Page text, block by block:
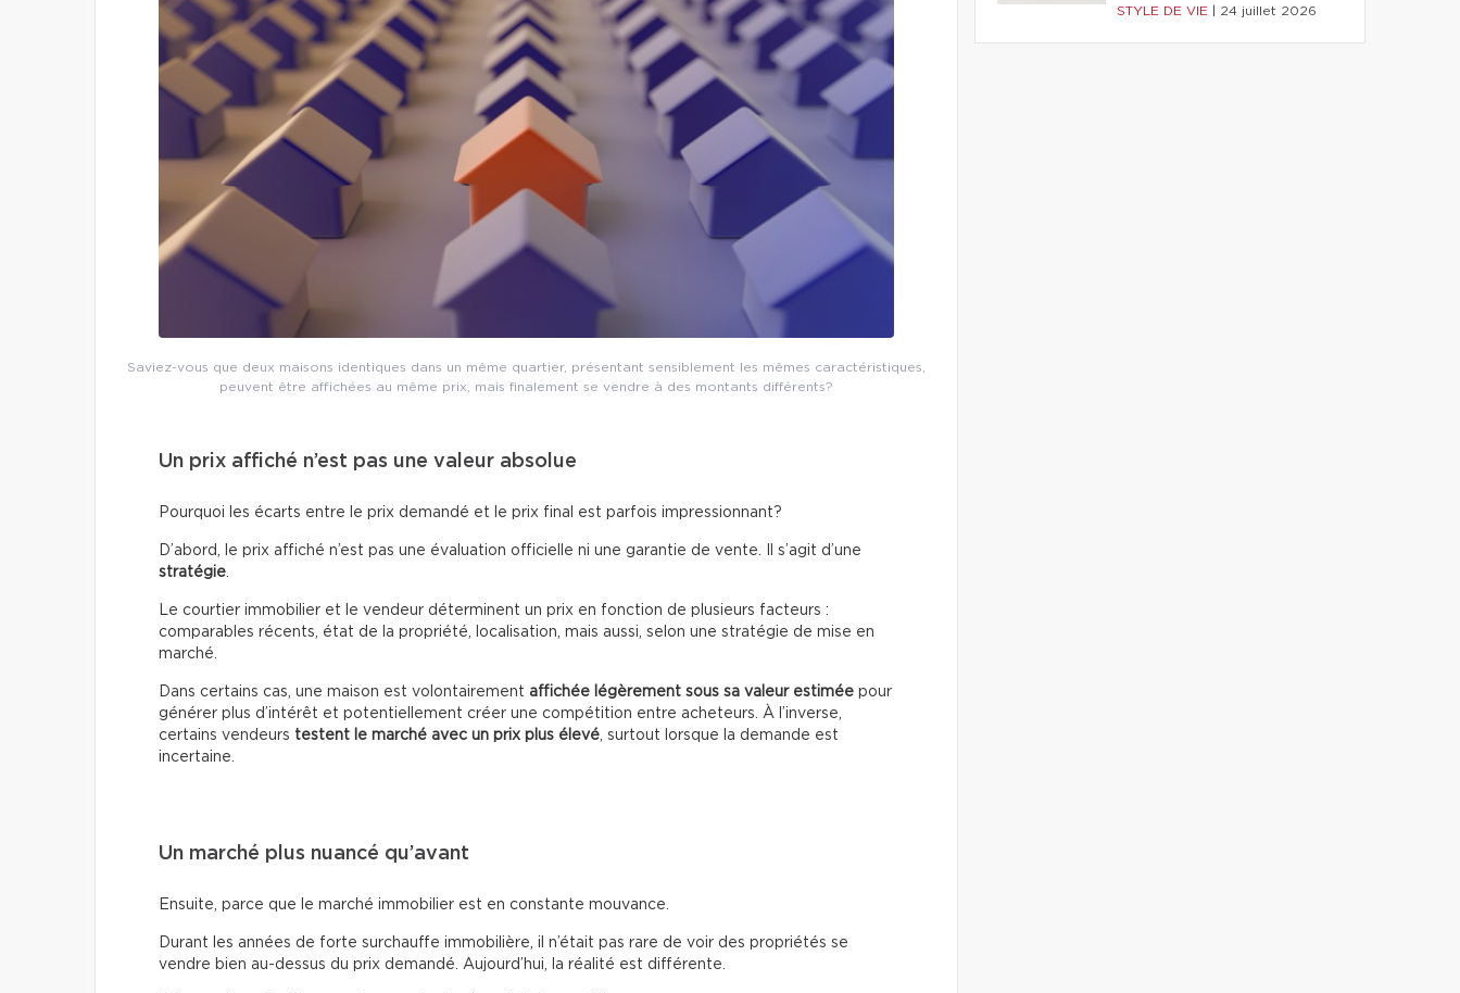
Saviez-vous que deux maisons identiques dans un même quartier, présentant sensiblement les mêmes caractéristiques,
peuvent être affichées au même prix, mais finalement se vendre à des montants différents?
Un prix affiché n’est pas une valeur absolue
Pourquoi les écarts entre le prix demandé et le prix final est parfois impressionnant?
D’abord, le prix affiché n’est pas une évaluation officielle ni une garantie de vente. Il s’agit d’une
stratégie
Le courtier immobilier et le vendeur déterminent un prix en fonction de plusieurs facteurs :
comparables récents, état de la propriété, localisation, mais aussi, selon une stratégie de mise en
marché.
Dans certains cas, une maison est volontairement affichée légèrement sous sa valeur estimée pour
générer plus d’intérêt et potentiellement créer une compétition entre acheteurs. À l’inverse,
certains vendeurs testent le marché avec un prix plus élevé , surtout lorsque la demande est
incertaine.
Un marché plus nuancé qu’avant
Ensuite, parce que le marché immobilier est en constante mouvance.
Durant les années de forte surchauffe immobilière, il n’était pas rare de voir des propriétés se
vendre bien au-dessus du prix demandé. Aujourd’hui, la réalité est différente.
STYLE DE VIE 24 juillet 2026